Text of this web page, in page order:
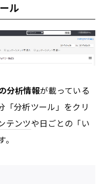
ル
分析情報が載っている
「分析ツール」をクリ
テンツや日ごとの「い